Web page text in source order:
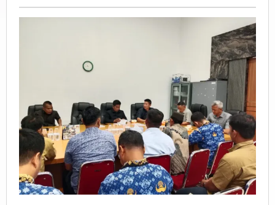
Minta
Pihak
Pertanian
Turun
Lapangan.